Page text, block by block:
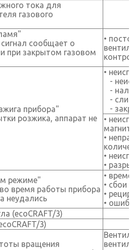
тока для
газового
сообщает о
при закрытом газовом
•
прибора"
розжика, аппарат не
•
-
-
-
-
•
•
•
•
режиме"
время работы прибора
неудались
•
•
•
•
(ecoCRAFT/3)
3)
вращения